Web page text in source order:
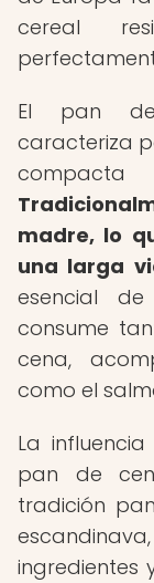
cereal
El pan de
caracteriza
madre, lo
una larga
esencial
consume
cena,
como el
La
pan de
tradición
ingredientes